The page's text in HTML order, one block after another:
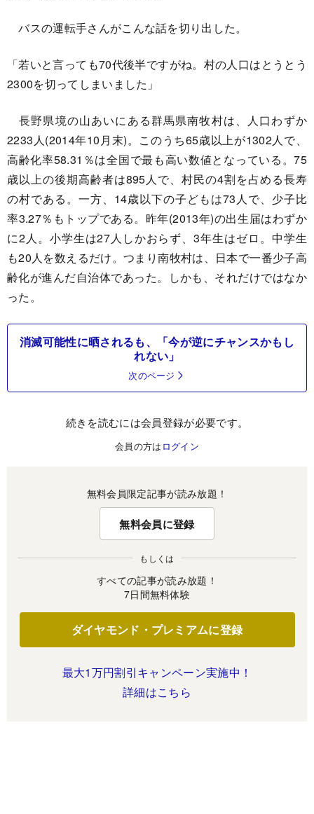
バスの運転手さんがこんな話を切り出した。
「若いと言っても70代後半ですがね。村の人口はとうとう
2300を切ってしまいました」
長野県境の山あいにある群馬県南牧村は、人口わずか
2233人(2014年10月末)。このうち65歳以上が1302人で、
高齢化率58.31％は全国で最も高い数値となっている。75
歳以上の後期高齢者は895人で、村民の4割を占める長寿
の村である。一方、14歳以下の子どもは73人で、少子比
率3.27％もトップである。昨年(2013年)の出生届はわずか
に2人。小学生は27人しかおらず、3年生はゼロ。中学生
も20人を数えるだけ。つまり南牧村は、日本で一番少子高
齢化が進んだ自治体であった。しかも、それだけではなか
った。
消滅可能性に晒されるも、「今が逆にチャンスかもし
れない」
次のページ
続きを読むには会員登録が必要です。
会員の方は ログイン
無料会員限定記事が読み放題！
無料会員に登録
もしくは
すべての記事が読み放題！
7日間無料体験
ダイヤモンド・プレミアムに登録
最大1万円割引キャンペーン実施中！
詳細はこちら